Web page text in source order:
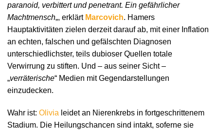
paranoid, verbittert und penetrant. Ein gefährlicher
Machtmensch„, erklärt Marcovich. Hamers
Hauptaktivitäten zielen derzeit darauf ab, mit einer Inflation
an echten, falschen und gefälschten Diagnosen
unterschiedlichster, teils dubioser Quellen totale
Verwirrung zu stiften. Und – aus seiner Sicht –
„verräterische“ Medien mit Gegendarstellungen
einzudecken.
Wahr ist: Olivia leidet an Nierenkrebs in fortgeschrittenem
Stadium. Die Heilungschancen sind intakt, soferne sie